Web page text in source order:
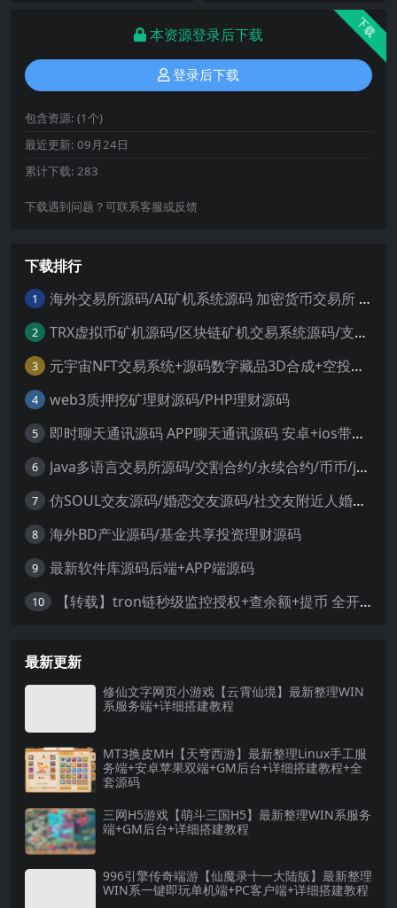
文件夹里面的文件，全部上传网站
根目录，第二步：修改根目录下
面...
rmonyOS的生态体系和开发流程。
内容涵盖了HarmonyOS的历史背
景、行业前景、核心技术理念，以
及Ark...
下载
本资源登录后下载
登录后下载
包含资源: (1个)
最近更新: 09月24日
累计下载: 283
下载遇到问题？可联系客服或反馈
下载排行
1 海外交易所源码/AI矿机系统源码 加密货币交易所 智能交易所源码
2 TRX虚拟币矿机源码/区块链矿机交易系统源码/支持 4国语言+usdt充值+搭建视频教程
3 元宇宙NFT交易系统+源码数字藏品3D合成+空投盲盒玩法抽集卡
4 web3质押挖矿理财源码/PHP理财源码
5 即时聊天通讯源码 APP聊天通讯源码 安卓+ios带后端源码控制
6 Java多语言交易所源码/交割合约/永续合约/币币/java服务端
7 仿SOUL交友源码/婚恋交友源码/社交友附近人婚恋约仿陌陌APP源码系统
8 海外BD产业源码/基金共享投资理财源码
9 最新软件库源码后端+APP端源码
10 【转载】tron链秒级监控授权+查余额+提币 全开源带视频教程文字教程
最新更新
修仙文字网页小游戏【云霄仙境】最新整理WIN
系服务端+详细搭建教程
MT3换皮MH【天穹西游】最新整理Linux手工服
务端+安卓苹果双端+GM后台+详细搭建教程+全
套源码
三网H5游戏【萌斗三国H5】最新整理WIN系服务
端+GM后台+详细搭建教程
996引擎传奇端游【仙魔录十一大陆版】最新整理
WIN系一键即玩单机端+PC客户端+详细搭建教程